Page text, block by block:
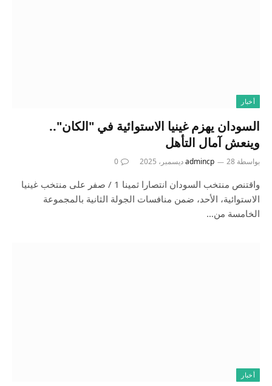
أخبار
السودان يهزم غينيا الاستوائية في "الكان"..
وينعش آمال التأهل
بواسطة admincp 28 ديسمبر، 2025 0
واقتنص منتخب السودان انتصارا ثمينا 1 / صفر على منتخب غينيا
الاستوائية، الأحد، ضمن منافسات الجولة الثانية بالمجموعة
الخامسة من…
أخبار